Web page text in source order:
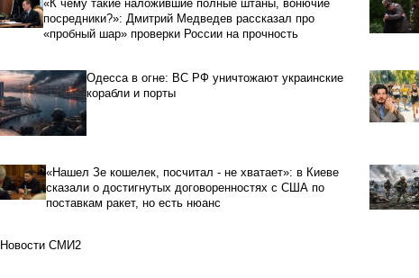
«К чему такие наложившие полные штаны, вонючие
посредники?»: Дмитрий Медведев рассказал про
«пробный шар» проверки России на прочность
Одесса в огне: ВС РФ уничтожают украинские
корабли и порты
«Нашел Зе кошелек, посчитал - не хватает»: в Киеве
сказали о достигнутых договоренностях с США по
поставкам ракет, но есть нюанс
Новости СМИ2